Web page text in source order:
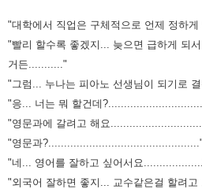
"대학에서 직업은 구체적으로 언제 정하
"빨리 할수록 좋겠지... 늦으면 급하게 되
거든..........."
"그럼... 누나는 피아노 선생님이 되기로
"응... 너는 뭐 할건데
"영문과에 갈려고 해요
"영문과?................................................"
"네... 영어를 잘하고 싶어서요
"외국어 잘하면 좋지... 교수같은걸 할려